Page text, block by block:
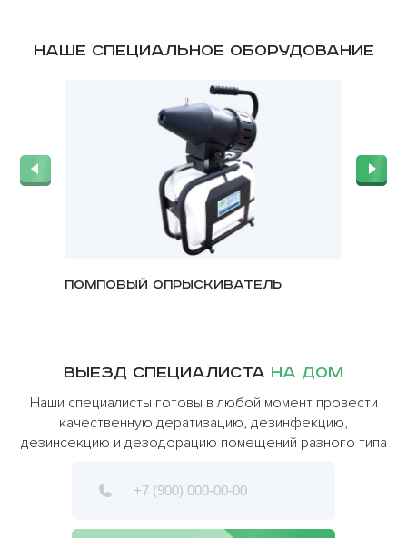
Наше специальное оборудование
Помповый опрыскиватель
Выезд специалиста на дом
Наши специалисты готовы в любой момент провести
качественную дератизацию, дезинфекцию,
дезинсекцию и дезодорацию помещений разного типа